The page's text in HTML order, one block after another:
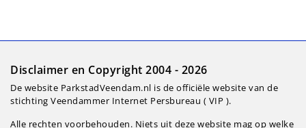
Disclaimer en Copyright 2004 - 2026
De website ParkstadVeendam.nl is de officiële website van de
stichting Veendammer Internet Persbureau ( VIP ).
Alle rechten voorbehouden. Niets uit deze website mag op welke